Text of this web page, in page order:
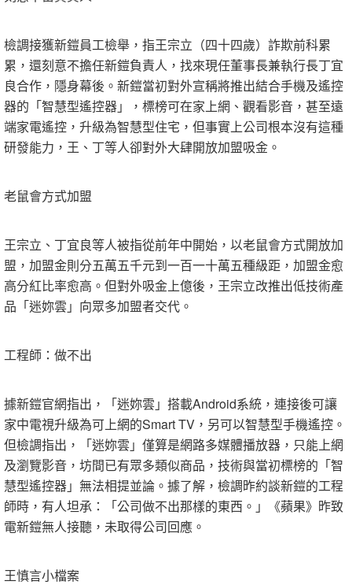
檢調接獲新鎧員工檢舉，指王宗立（四十四歲）詐欺前科累
累，還刻意不擔任新鎧負責人，找來現任董事長兼執行長丁宜
良合作，隱身幕後。新鎧當初對外宣稱將推出結合手機及遙控
器的「智慧型遙控器」，標榜可在家上網、觀看影音，甚至遠
端家電遙控，升級為智慧型住宅，但事實上公司根本沒有這種
研發能力，王、丁等人卻對外大肆開放加盟吸金。
老鼠會方式加盟
王宗立、丁宜良等人被指從前年中開始，以老鼠會方式開放加
盟，加盟金則分五萬五千元到一百一十萬五種級距，加盟金愈
高分紅比率愈高。但對外吸金上億後，王宗立改推出低技術產
品「迷妳雲」向眾多加盟者交代。
工程師：做不出
據新鎧官網指出，「迷妳雲」搭載Android系統，連接後可讓
家中電視升級為可上網的Smart TV，另可以智慧型手機遙控。
但檢調指出，「迷妳雲」僅算是網路多媒體播放器，只能上網
及瀏覽影音，坊間已有眾多類似商品，技術與當初標榜的「智
慧型遙控器」無法相提並論。據了解，檢調昨約談新鎧的工程
師時，有人坦承：「公司做不出那樣的東西。」《蘋果》昨致
電新鎧無人接聽，未取得公司回應。
王慎言小檔案